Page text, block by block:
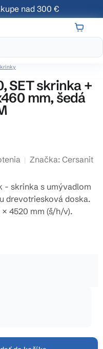
nad 300 €
SET skrinka +
mm, šedá
Značka: Cersanit
- skrinka s umývadlom
drevotriesková doska.
× 4520 mm (š/h/v).